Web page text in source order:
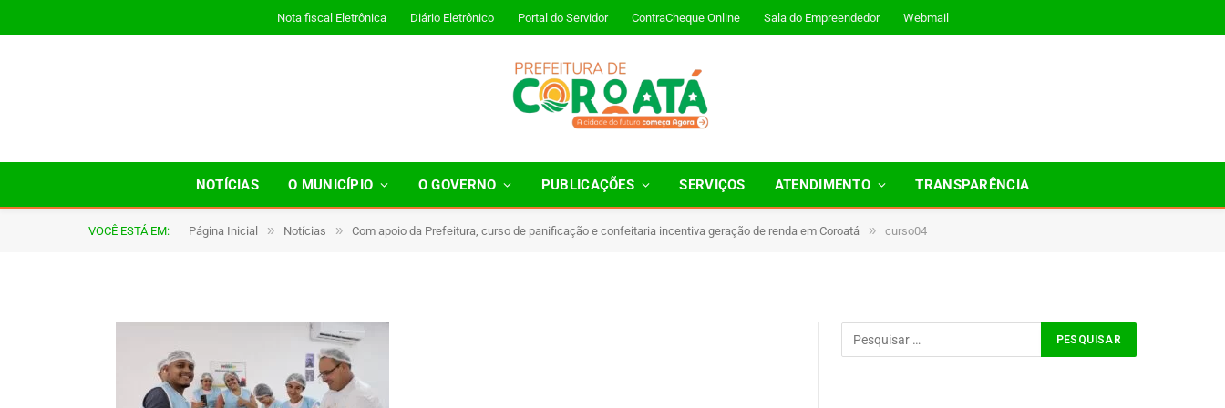
Nota fiscal Eletrônica Diário Eletrônico Portal do Servidor ContraCheque Online Sala do Empreendedor Webmail
NOTÍCIAS O MUNICÍPIO O GOVERNO PUBLICAÇÕES SERVIÇOS ATENDIMENTO TRANSPARÊNCIA
VOCÊ ESTÁ EM: Página Inicial » Notícias » Com apoio da Prefeitura, curso de panificação e confeitaria incentiva geração de renda em Coroatá » curso04
curso04